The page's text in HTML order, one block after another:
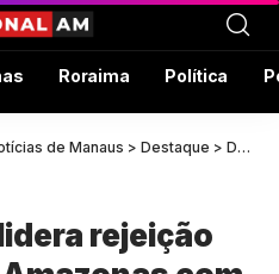
Roraima Política
de Manaus > Destaque > David Almeida lidera rejeição ao Governo do Amazonas com 40,3%, aponta pesquisa Pontual
rejeição